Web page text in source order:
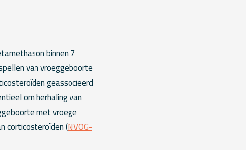
binnen 7
van vroeggeboorte
geassocieerd
om herhaling van
met vroege
corticosteroïden (NVOG-